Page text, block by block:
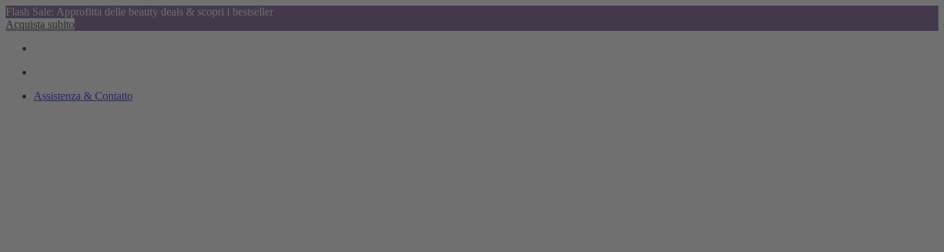
Flash Sale: Approfitta delle beauty deals & scopri i bestseller
Acquista subito
Assistenza & Contatto